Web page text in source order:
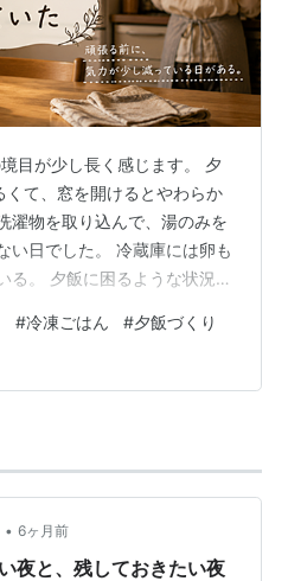
目が少し長く感じます。 夕
て、窓を開けるとやわらか
濯物を取り込んで、湯のみを
い日でした。 冷蔵庫には卵も
る。 夕飯に困るような状況で
飯の時間ではありません。
献立を考え始めたわけでも
ている気がしました。 夕飯の
ま閉める 夕方になると、と
#冷凍ごはん #夕飯づくり
• 6ヶ月前
夜と、残しておきたい夜